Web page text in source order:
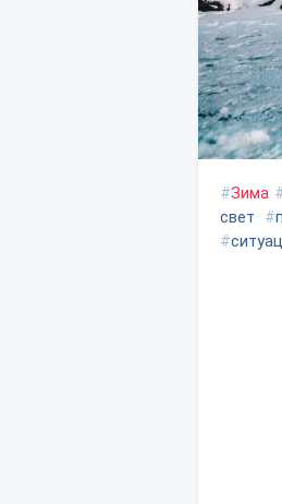
#Зима
свет
#
#